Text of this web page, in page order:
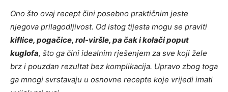
Ono što ovaj recept čini posebno praktičnim jeste
njegova prilagodljivost. Od istog tijesta mogu se praviti
kiflice, pogačice, rol-viršle, pa čak i kolači poput
kuglofa, što ga čini idealnim rješenjem za sve koji žele
brz i pouzdan rezultat bez komplikacija. Upravo zbog toga
ga mnogi svrstavaju u osnovne recepte koje vrijedi imati